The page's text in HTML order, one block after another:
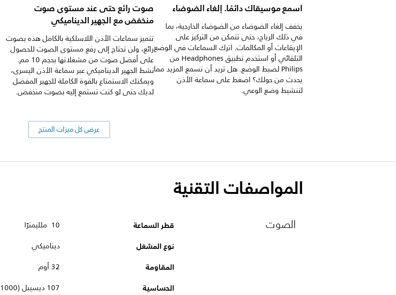
اسمع موسيقاك دائمًا. إلغاء الضوضاء
يخفف إلغاء الضوضاء من الضوضاء الخارجية، بما
في ذلك الرياح، حتى تتمكن من التركيز على
الإيقاعات أو المكالمات. اترك السماعات في الوضع
التلقائي أو استخدم تطبيق Headphones من
Philips لضبط الوضع. هل تريد أن تسمع المزيد مما
يحدث من حولك؟ اضغط على سماعة الأذن
لتنشيط وضع الوعي.
صوت رائع حتى عند مستوى صوت
منخفض مع الجهير الديناميكي
تتميز سماعات الأذن اللاسلكية بالكامل هذه بصوت
رائع، ولن تحتاج إلى رفع مستوى الصوت للحصول
على أفضل صوت من مشغلاتها بحجم 10 مم.
نشط الجهير الديناميكي عبر سماعة الأذن اليسرى،
ويمكنك الاستمتاع بالقوة الكاملة للجهير المفضل
لديك حتى لو كنت تستمع إليه بصوت منخفض.
عرض كل ميزات المنتج
المواصفات التقنية
الصوت قطر السماعة 10 ملليمترًا
نوع المشغل ديناميكي
المقاومة 32 أوم
الحساسية 107 ديسيبل (1000 هرتز)